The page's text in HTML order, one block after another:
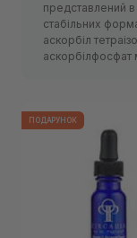
представлений в
стабільних
аскорбіл
аскорбілфосфат
ПОДАРУНОК